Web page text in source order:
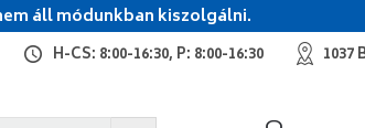
áll módunkban kiszolgálni.
H-CS: 8:00-16:30, P: 8:00-16:30 1037